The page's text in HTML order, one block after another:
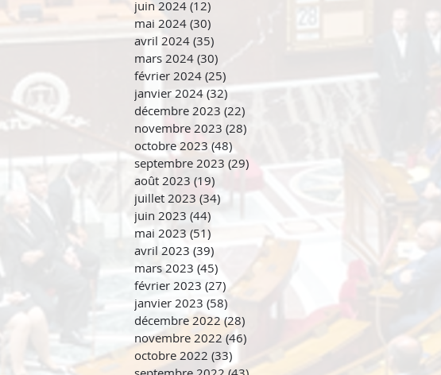
juin 2024 (12)
mai 2024 (30)
avril 2024 (35)
mars 2024 (30)
février 2024 (25)
janvier 2024 (32) 32 posts
décembre 2023 (22)
novembre 2023 (28)
octobre 2023 (48)
septembre 2023 (29)
août 2023 (19)
juillet 2023 (34)
juin 2023 (44)
mai 2023 (51)
avril 2023 (39) 39 posts
mars 2023 (45)
février 2023 (27)
janvier 2023 (58)
décembre 2022 (28)
novembre 2022 (46)
octobre 2022 (33)